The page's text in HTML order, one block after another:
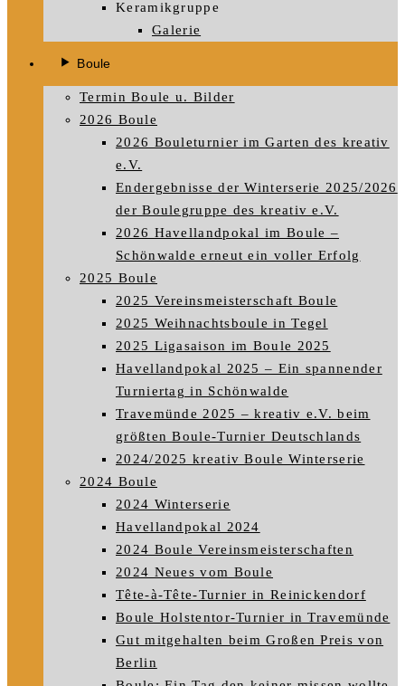
Keramikgruppe
Galerie
Boule
Termin Boule u. Bilder
2026 Boule
2026 Bouleturnier im Garten des kreativ
e.V.
Endergebnisse der Winterserie 2025/2026
der Boulegruppe des kreativ e.V.
2026 Havellandpokal im Boule –
Schönwalde erneut ein voller Erfolg
2025 Boule
2025 Vereinsmeisterschaft Boule
2025 Weihnachtsboule in Tegel
2025 Ligasaison im Boule 2025
Havellandpokal 2025 – Ein spannender
Turniertag in Schönwalde
Travemünde 2025 – kreativ e.V. beim
größten Boule-Turnier Deutschlands
2024/2025 kreativ Boule Winterserie
2024 Boule
2024 Winterserie
Havellandpokal 2024
2024 Boule Vereinsmeisterschaften
2024 Neues vom Boule
Tête-à-Tête-Turnier in Reinickendorf
Boule Holstentor-Turnier in Travemünde
Gut mitgehalten beim Großen Preis von
Berlin